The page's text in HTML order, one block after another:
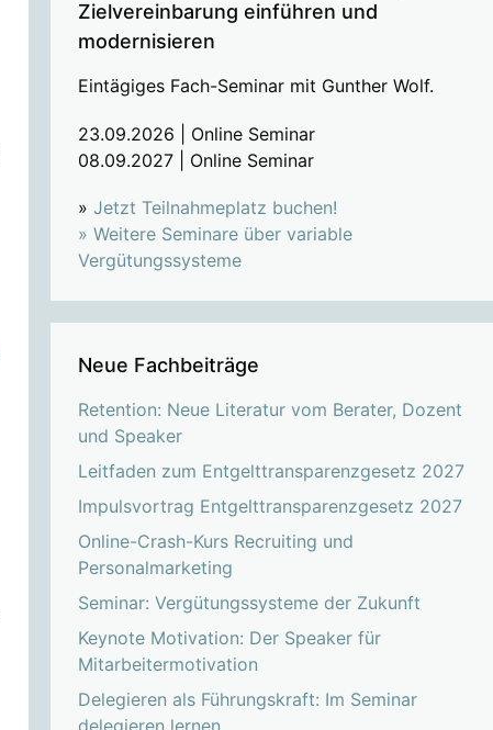
Zielvereinbarung einführen und
modernisieren
Eintägiges Fach-Seminar mit Gunther Wolf.
23.09.2026 | Online Seminar
08.09.2027 | Online Seminar
» Jetzt Teilnahmeplatz buchen!
» Weitere Seminare über variable
Vergütungssysteme
Neue Fachbeiträge
Retention: Neue Literatur vom Berater, Dozent
und Speaker
Leitfaden zum Entgelttransparenzgesetz 2027
Impulsvortrag Entgelttransparenzgesetz 2027
Online-Crash-Kurs Recruiting und
Personalmarketing
Seminar: Vergütungssysteme der Zukunft
Keynote Motivation: Der Speaker für
Mitarbeitermotivation
Delegieren als Führungskraft: Im Seminar
delegieren lernen